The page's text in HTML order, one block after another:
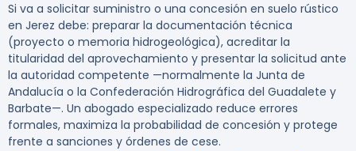
Si va a solicitar suministro o una concesión en suelo rústico
en Jerez debe: preparar la documentación técnica
(proyecto o memoria hidrogeológica), acreditar la
titularidad del aprovechamiento y presentar la solicitud ante
la autoridad competente —normalmente la Junta de
Andalucía o la Confederación Hidrográfica del Guadalete y
Barbate—. Un abogado especializado reduce errores
formales, maximiza la probabilidad de concesión y protege
frente a sanciones y órdenes de cese.